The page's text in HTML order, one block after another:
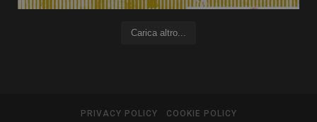
Carica altro...
PRIVACY POLICY COOKIE POLICY